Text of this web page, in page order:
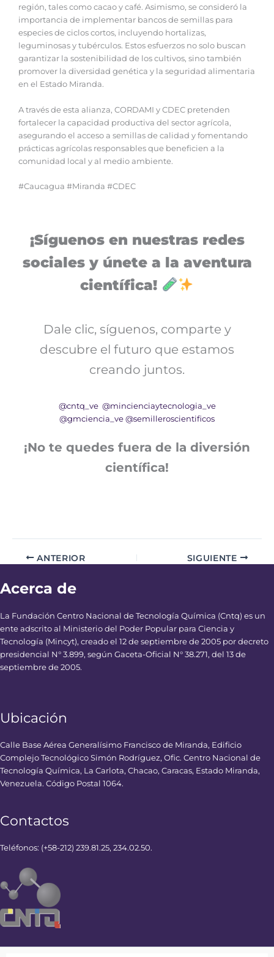
región, tales como cacao y café. Asimismo, se consideró la
importancia de implementar bancos de semillas para
especies de ciclos cortos, incluyendo hortalizas,
leguminosas y tubérculos. Estos esfuerzos no solo buscan
garantizar la sostenibilidad de los cultivos, sino también
promover la diversidad genética y la seguridad alimentaria
en el Estado Miranda.
A través de esta alianza, CORDAMI y CDEC pretenden
fortalecer la capacidad productiva del sector agrícola,
asegurando el acceso a semillas de calidad y fomentando
prácticas agrícolas responsables que beneficien a la
comunidad local y al medio ambiente.
#Caucagua #Miranda #CDEC
¡Síguenos en nuestras redes
sociales y únete a la aventura
científica!
Dale clic, síguenos, comparte y
descubre el futuro que estamos
creando juntos.
@cntq_ve @mincienciaytecnologia_ve
@gmciencia_ve @semilleroscientificos
¡No te quedes fuera de la diversión
científica!
ANTERIOR SIGUIENTE
Acerca de
La Fundación Centro Nacional de Tecnología Química (Cntq) es un
ente adscrito al Ministerio del Poder Popular para Ciencia y
Tecnología (Mincyt), creado el 12 de septiembre de 2005 por decreto
presidencial N° 3.899, según Gaceta-Oficial N° 38.271, del 13 de
septiembre de 2005.
Ubicación
Calle Base Aérea Generalísimo Francisco de Miranda, Edificio
Complejo Tecnológico Simón Rodríguez, Ofic. Centro Nacional de
Tecnología Química, La Carlota, Chacao, Caracas, Estado Miranda,
Venezuela. Código Postal 1064.
Contactos
Teléfonos: (+58-212) 239.81.25, 234.02.50.